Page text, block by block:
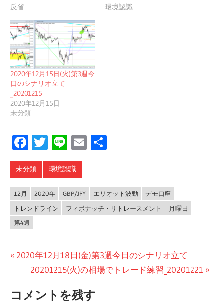
反省
環境認識
2020年12月15日(火)第3週今
日のシナリオ立て
_20201215
2020年12月15日
未分類
Facebook
Twitter
LineEmail
未分類 環境認識
12月 2020年 GBP/JPY エリオット波動
デモ口座
トレンドライン
フィボナッチ・リトレースメント
月曜日
第4週
投
ナ
前
稿:
2020年12月18日(金)第3週今日のシナリオ立て
次
投
20201215(火)の相場でトレード練習_20201221
コメントを残す